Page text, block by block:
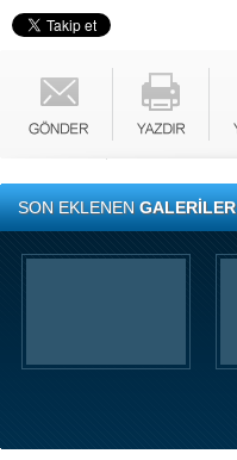
SON EKLENENGALERİLER